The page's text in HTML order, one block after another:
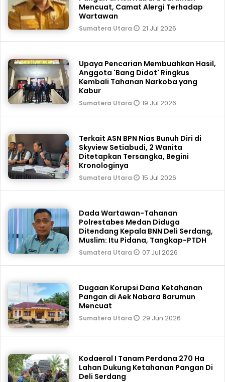
Mencuat, Camat Alergi Terhadap
Wartawan
Sumatera Utara 21 Jul 2026
Upaya Pencarian Membuahkan Hasil,
Anggota 'Bang Didot' Ringkus
Kembali Tahanan Narkoba yang
Kabur
Sumatera Utara 19 Jul 2026
Terkait ASN BPN Nias Bunuh Diri di
Skyview Setiabudi, 2 Wanita
Ditetapkan Tersangka, Begini
Kronologinya
Sumatera Utara 15 Jul 2026
Dada Wartawan-Tahanan
Polrestabes Medan Diduga
Ditendang Kepala BNN Deli Serdang,
Muslim: Itu Pidana, Tangkap-PTDH
Sumatera Utara 07 Jul 2026
Dugaan Korupsi Dana Ketahanan
Pangan di Aek Nabara Barumun
Mencuat
Sumatera Utara 29 Jun 2026
‎Kodaeral I Tanam Perdana 270 Ha
Lahan Dukung Ketahanan Pangan Di
Deli Serdang